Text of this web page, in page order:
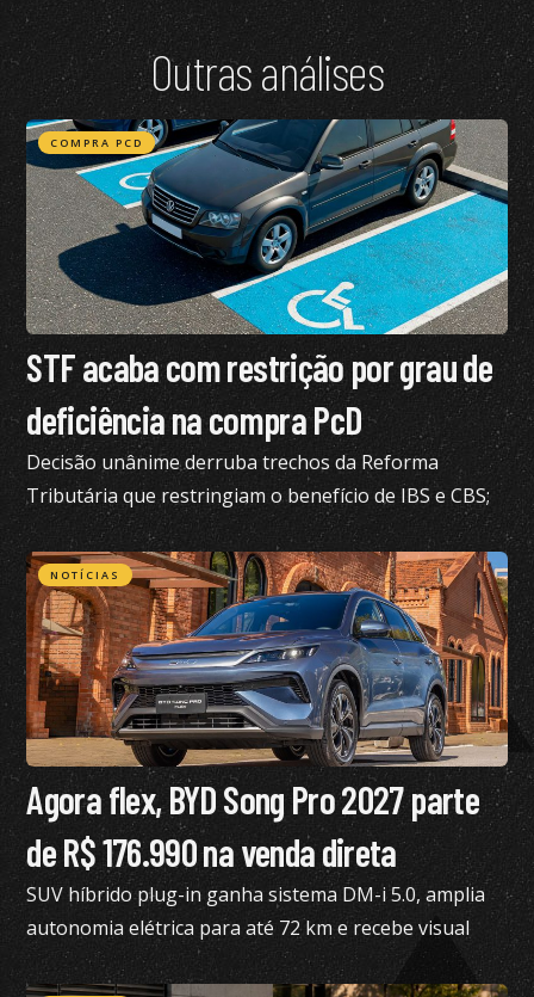
Outras análises
COMPRA PCD
STF acaba com restrição por grau de
deficiência na compra PcD
Decisão unânime derruba trechos da Reforma
Tributária que restringiam o benefício de IBS e CBS;
confira todos os detalhes
NOTÍCIAS
Agora flex, BYD Song Pro 2027 parte
de R$ 176.990 na venda direta
SUV híbrido plug-in ganha sistema DM-i 5.0, amplia
autonomia elétrica para até 72 km e recebe visual
renovado